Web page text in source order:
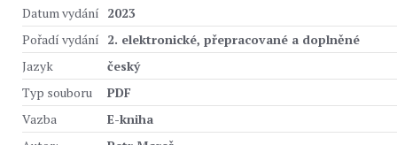
Datum vydání 2023
Pořadí vydání 2. elektronické, přepracované a doplněné
Jazyk
český
Typ souboru
PDF
Vazba
E-kniha